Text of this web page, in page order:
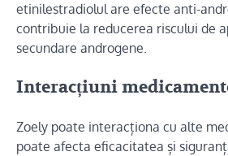
etinilestradiolul are efecte anti-
contribuie la reducerea riscului de
secundare androgene.
Interacțiuni
Zoely poate interacționa cu alte
poate afecta eficacitatea și